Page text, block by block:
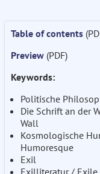
Table of contents
Preview (PDF)
Keywords:
Politische
Die Schrift an der
Wall
Kosmologische
Humoresque
Exil